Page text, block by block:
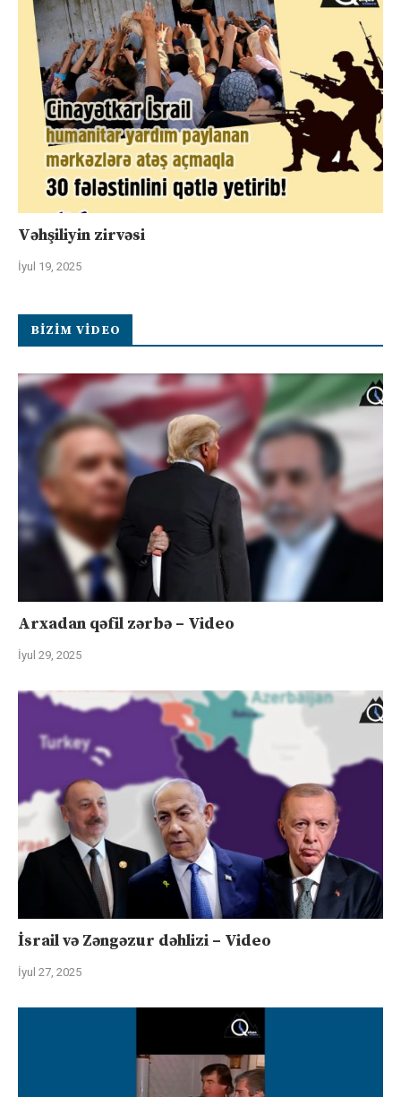
Vəhşiliyin zirvəsi
İyul 19, 2025
BIZIM VIDEO
Arxadan qəfil zərbə – Video
İyul 29, 2025
İsrail və Zəngəzur dəhlizi – Video
İyul 27, 2025